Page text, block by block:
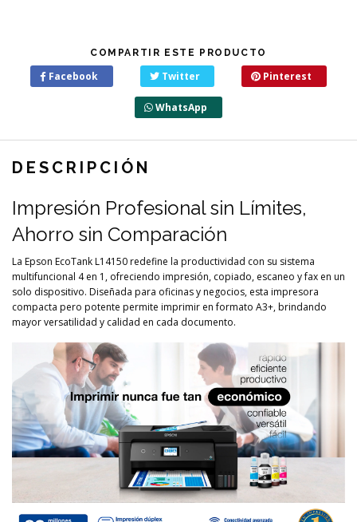
COMPARTIR ESTE PRODUCTO
Facebook Twitter Pinterest
WhatsApp
DESCRIPCIÓN
Impresión Profesional sin Límites,
Ahorro sin Comparación
La Epson EcoTank L14150 redefine la productividad con su sistema
multifuncional 4 en 1, ofreciendo impresión, copiado, escaneo y fax en un
solo dispositivo. Diseñada para oficinas y negocios, esta impresora
compacta pero potente permite imprimir en formato A3+, brindando
mayor versatilidad y calidad en cada documento.